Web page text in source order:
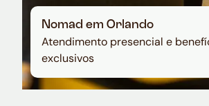
Nomad em Orlando
Atendimento presencial e
exclusivos